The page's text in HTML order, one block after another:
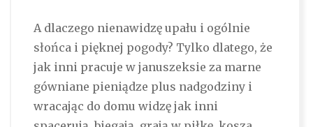
A dlaczego nienawidzę upału i ogólnie
słońca i pięknej pogody? Tylko dlatego, że
jak inni pracuje w januszeksie za marne
gówniane pieniądze plus nadgodziny i
wracając do domu widzę jak inni